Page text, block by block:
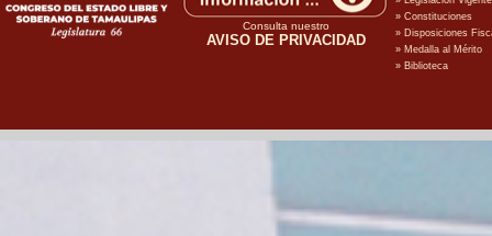
Consulta nuestro
AVISO DE PRIVACIDAD